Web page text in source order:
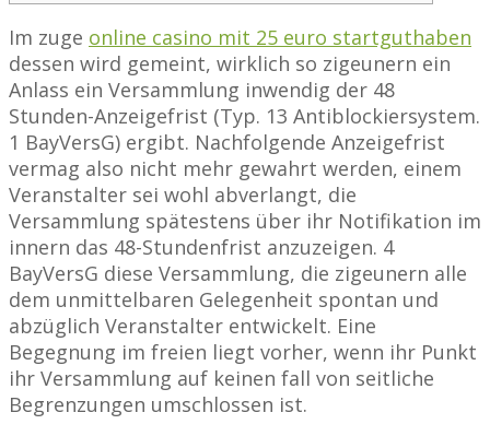
Im zuge online casino mit 25 euro startguthaben
dessen wird gemeint, wirklich so zigeunern ein
Anlass ein Versammlung inwendig der 48
Stunden-Anzeigefrist (Typ. 13 Antiblockiersystem.
1 BayVersG) ergibt. Nachfolgende Anzeigefrist
vermag also nicht mehr gewahrt werden, einem
Veranstalter sei wohl abverlangt, die
Versammlung spätestens über ihr Notifikation im
innern das 48-Stundenfrist anzuzeigen. 4
BayVersG diese Versammlung, die zigeunern alle
dem unmittelbaren Gelegenheit spontan und
abzüglich Veranstalter entwickelt. Eine
Begegnung im freien liegt vorher, wenn ihr Punkt
ihr Versammlung auf keinen fall von seitliche
Begrenzungen umschlossen ist.